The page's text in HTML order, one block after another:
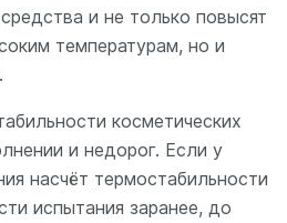
и не только повысят
температурам, но и
косметических
и недорог. Если у
насчёт термостабильности
испытания заранее, до